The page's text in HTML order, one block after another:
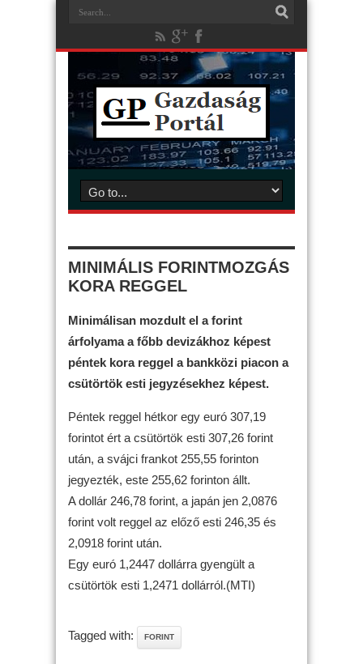
MINIMÁLIS FORINTMOZGÁS
KORA REGGEL
Minimálisan mozdult el a forint
árfolyama a főbb devizákhoz képest
péntek kora reggel a bankközi piacon a
csütörtök esti jegyzésekhez képest.
Péntek reggel hétkor egy euró 307,19
forintot ért a csütörtök esti 307,26 forint
után, a svájci frankot 255,55 forinton
jegyezték, este 255,62 forinton állt.
A dollár 246,78 forint, a japán jen 2,0876
forint volt reggel az előző esti 246,35 és
2,0918 forint után.
Egy euró 1,2447 dollárra gyengült a
csütörtök esti 1,2471 dollárról.(MTI)
Tagged with: FORINT